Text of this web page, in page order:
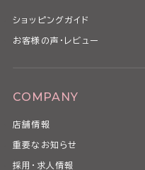
ショッピングガイド
お客様の声・レビュー
COMPANY
店舗情報
重要なお知らせ
採用・求人情報